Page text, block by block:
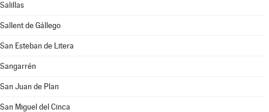
Salillas
Sallent de Gállego
San Esteban de Litera
Sangarrén
San Juan de Plan
San Miguel del Cinca